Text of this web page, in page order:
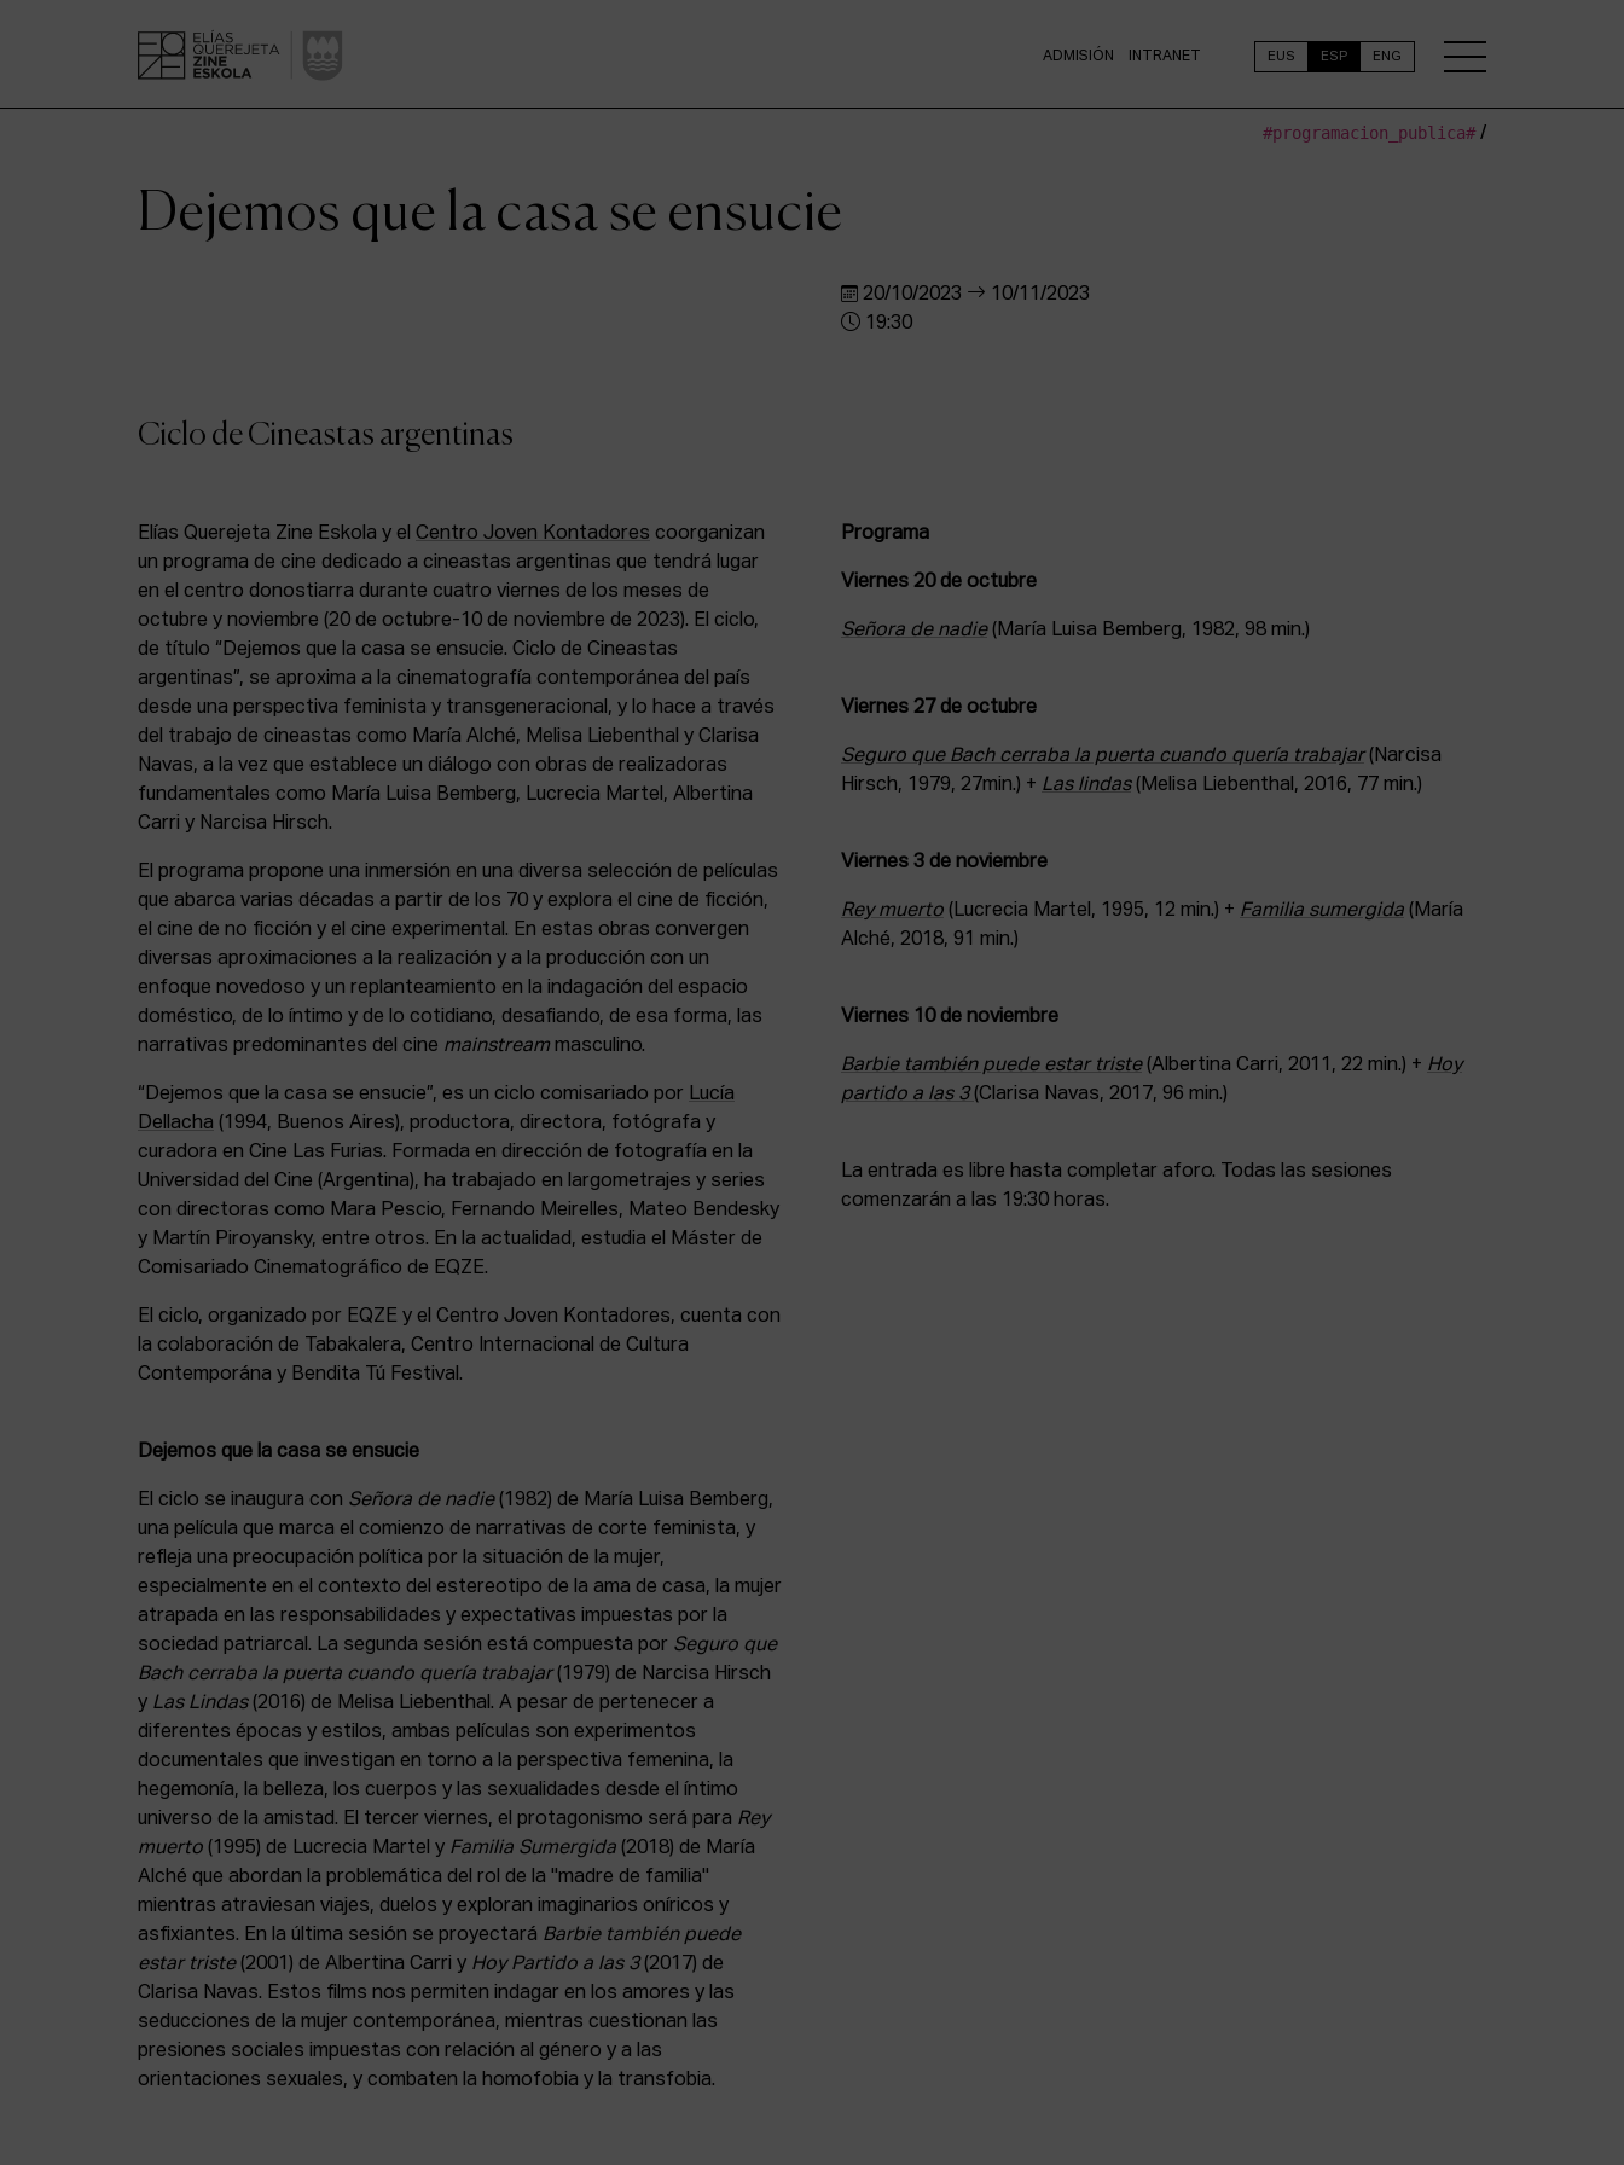
ADMISIÓN INTRANET EUS ESP ENG
#programacion_publica#/
Dejemos que la casa se ensucie
20/10/2023
10/11/2023
19:30
Ciclo de Cineastas argentinas
Elías Querejeta Zine Eskola y el Centro Joven Kontadores coorganizan
un programa de cine dedicado a cineastas argentinas que tendrá lugar
en el centro donostiarra durante cuatro viernes de los meses de
octubre y noviembre (20 de octubre-10 de noviembre de 2023). El ciclo,
de título “Dejemos que la casa se ensucie. Ciclo de Cineastas
argentinas”, se aproxima a la cinematografía contemporánea del país
desde una perspectiva feminista y transgeneracional, y lo hace a través
del trabajo de cineastas como María Alché, Melisa Liebenthal y Clarisa
Navas, a la vez que establece un diálogo con obras de realizadoras
fundamentales como María Luisa Bemberg, Lucrecia Martel, Albertina
Carri y Narcisa Hirsch.
El programa propone una inmersión en una diversa selección de películas
que abarca varias décadas a partir de los 70 y explora el cine de ficción,
el cine de no ficción y el cine experimental. En estas obras convergen
diversas aproximaciones a la realización y a la producción con un
enfoque novedoso y un replanteamiento en la indagación del espacio
doméstico, de lo íntimo y de lo cotidiano, desafiando, de esa forma, las
narrativas predominantes del cine mainstream masculino.
“Dejemos que la casa se ensucie”, es un ciclo comisariado por Lucía
Dellacha (1994, Buenos Aires), productora, directora, fotógrafa y
curadora en Cine Las Furias. Formada en dirección de fotografía en la
Universidad del Cine (Argentina), ha trabajado en largometrajes y series
con directoras como Mara Pescio, Fernando Meirelles, Mateo Bendesky
y Martín Piroyansky, entre otros. En la actualidad, estudia el Máster de
Comisariado Cinematográfico de EQZE.
El ciclo, organizado por EQZE y el Centro Joven Kontadores, cuenta con
la colaboración de Tabakalera, Centro Internacional de Cultura
Contemporána y Bendita Tú Festival.
Dejemos que la casa se ensucie
El ciclo se inaugura con Señora de nadie(1982) de María Luisa Bemberg,
una película que marca el comienzo de narrativas de corte feminista, y
refleja una preocupación política por la situación de la mujer,
especialmente en el contexto del estereotipo de la ama de casa, la mujer
atrapada en las responsabilidades y expectativas impuestas por la
sociedad patriarcal. La segunda sesión está compuesta por Seguro que
Bach cerraba la puerta cuando quería trabajar(1979) de Narcisa Hirsch
y Las Lindas(2016) de Melisa Liebenthal. A pesar de pertenecer a
diferentes épocas y estilos, ambas películas son experimentos
documentales que investigan en torno a la perspectiva femenina, la
hegemonía, la belleza, los cuerpos y las sexualidades desde el íntimo
universo de la amistad. El tercer viernes, el protagonismo será para Rey
muerto (1995) de Lucrecia Martel y Familia Sumergida (2018) de María
Alché que abordan la problemática del rol de la "madre de familia"
mientras atraviesan viajes, duelos y exploran imaginarios oníricos y
asfixiantes. En la última sesión se proyectará Barbie también puede
estar triste(2001) de Albertina Carri y Hoy Partido a las 3(2017) de
Clarisa Navas. Estos films nos permiten indagar en los amores y las
seducciones de la mujer contemporánea, mientras cuestionan las
presiones sociales impuestas con relación al género y a las
orientaciones sexuales, y combaten la homofobia y la transfobia.
Programa
Viernes 20 de octubre
Señora de nadie(María Luisa Bemberg, 1982, 98 min.)
Viernes 27 de octubre
Seguro que Bach cerraba la puerta cuando quería trabajar(Narcisa
Hirsch, 1979, 27min.) + Las lindas(Melisa Liebenthal, 2016, 77 min.)
Viernes 3 de noviembre
Rey muerto (Lucrecia Martel, 1995, 12 min.) + Familia sumergida (María
Alché, 2018, 91 min.)
Viernes 10 de noviembre
Barbie también puede estar triste(Albertina Carri, 2011, 22 min.) + Hoy
partido a las 3 (Clarisa Navas, 2017, 96 min.)
La entrada es libre hasta completar aforo. Todas las sesiones
comenzarán a las 19:30 horas.